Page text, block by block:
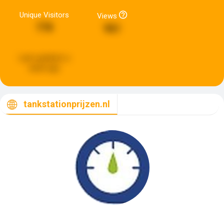
Unique Visitors Views
tankstationprijzen.nl